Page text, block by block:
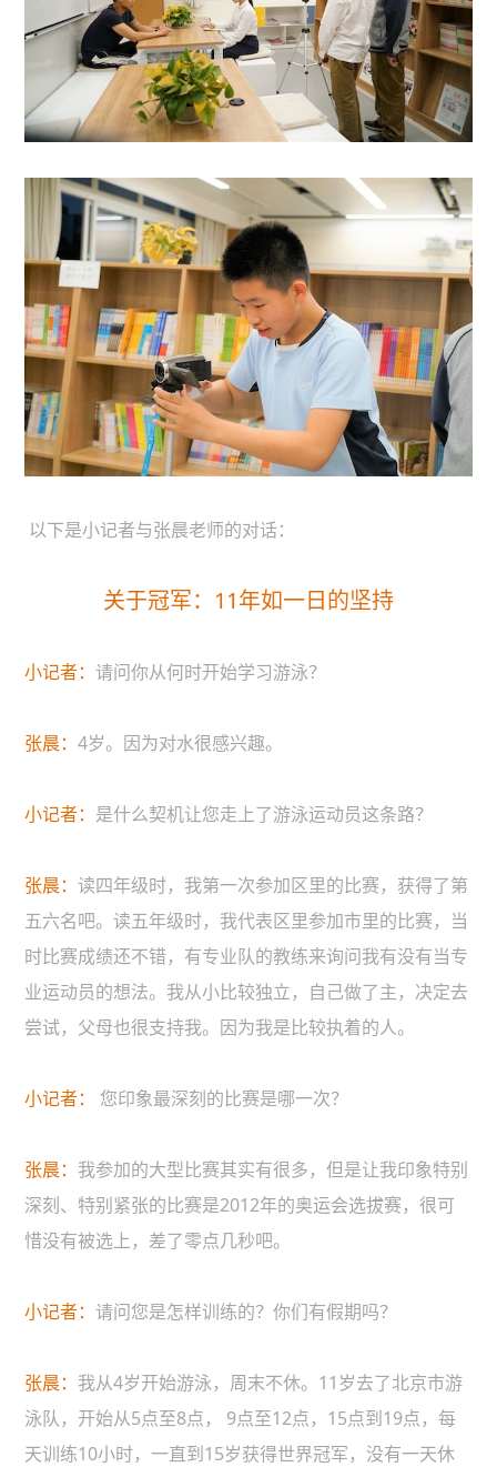
以下是小记者与张晨老师的对话：
关于冠军：11年如一日的坚持
小记者：请问你从何时开始学习游泳？
张晨：4岁。因为对水很感兴趣。
小记者： 是什么契机让您走上了游泳运动员这条路？
张晨：读四年级时，我第一次参加区里的比赛，获得了第
五六名吧。读五年级时，我代表区里参加市里的比赛，当
时比赛成绩还不错，有专业队的教练来询问我有没有当专
业运动员的想法。我从小比较独立，自己做了主，决定去
尝试，父母也很支持我。因为我是比较执着的人。
小记者： 您印象最深刻的比赛是哪一次？
张晨： 我参加的大型比赛其实有很多，但是让我印象特别
深刻、特别紧张的比赛是2012年的奥运会选拔赛，很可
惜没有被选上，差了零点几秒吧。
小记者：请问您是怎样训练的？你们有假期吗？
张晨： 我从4岁开始游泳，周末不休。11岁去了北京市游
泳队，开始从5点至8点， 9点至12点，15点到19点，每
天训练10小时，一直到15岁获得世界冠军，没有一天休